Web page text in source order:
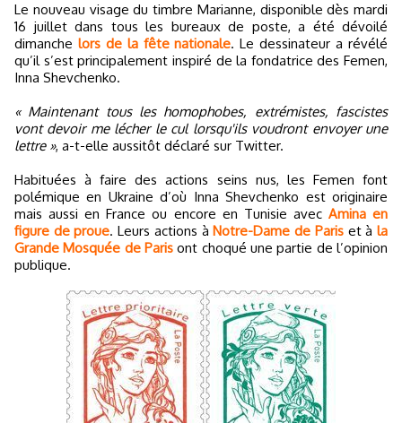
Le nouveau visage du timbre Marianne, disponible dès mardi
16 juillet dans tous les bureaux de poste, a été dévoilé
dimanche lors de la fête nationale. Le dessinateur a révélé
qu’il s’est principalement inspiré de la fondatrice des Femen,
Inna Shevchenko.
« Maintenant tous les homophobes, extrémistes, fascistes
vont devoir me lécher le cul lorsqu'ils voudront envoyer une
lettre », a-t-elle aussitôt déclaré sur Twitter.
Habituées à faire des actions seins nus, les Femen font
polémique en Ukraine d’où Inna Shevchenko est originaire
mais aussi en France ou encore en Tunisie avec Amina en
figure de proue. Leurs actions àNotre-Dame de Pariset àla
Grande Mosquée de Paris ont choqué une partie de l’opinion
publique.